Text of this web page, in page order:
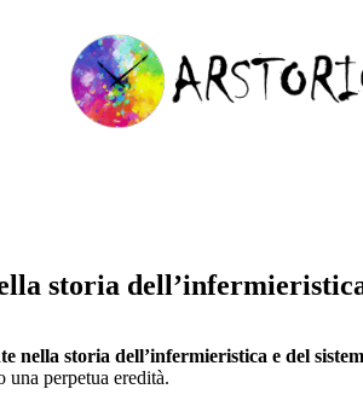
storia
nella storia dell’infermieristica e del
perpetua eredità.